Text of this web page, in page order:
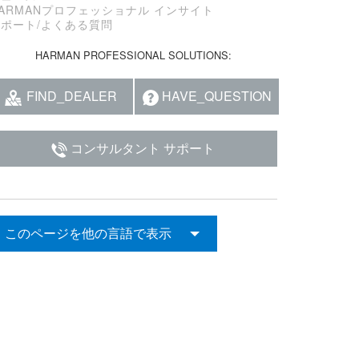
プロフェッショナル インサイト
ート/よくある質問
HARMAN PROFESSIONAL SOLUTIONS:
FIND_DEALER HAVE_QUESTION
コンサルタント サポート
このページを他の言語で表示